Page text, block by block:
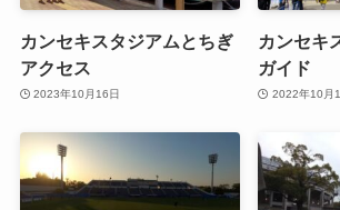
カンセキスタジアムとちぎ
アクセス
2023年10月16日
カンセキ
ガイド
2022年10月